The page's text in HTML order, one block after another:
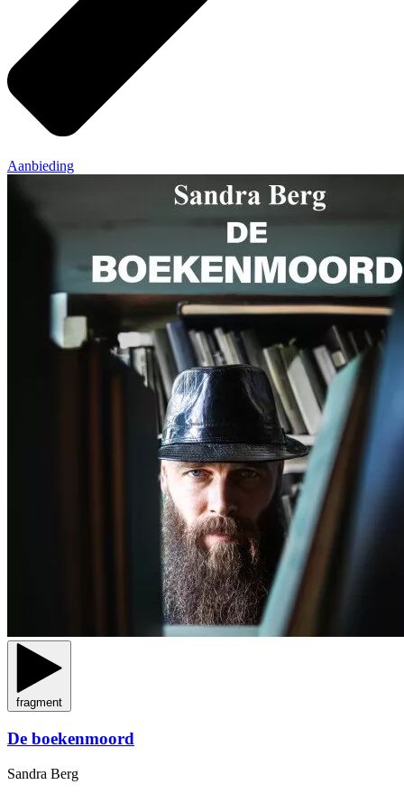
Aanbieding
fragment
De boekenmoord
Sandra Berg